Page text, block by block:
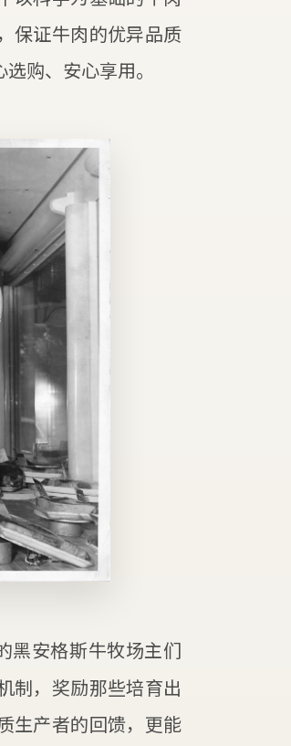
保证牛肉的优异品质
购、安心享用。
黑安格斯牛牧场主们
制，奖励那些培育出
生产者的回馈，更能